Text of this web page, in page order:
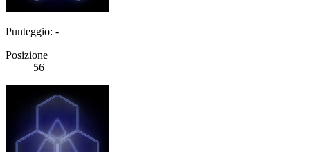
Punteggio: -
Posizione
56